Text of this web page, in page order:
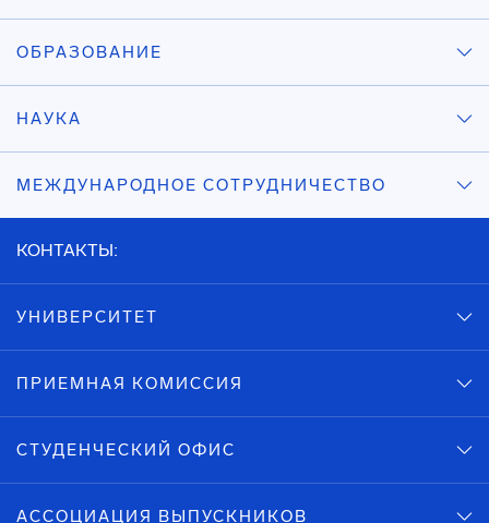
ОБРАЗОВАНИЕ
НАУКА
МЕЖДУНАРОДНОЕ СОТРУДНИЧЕСТВО
КОНТАКТЫ:
УНИВЕРСИТЕТ
ПРИЕМНАЯ КОМИССИЯ
СТУДЕНЧЕСКИЙ ОФИС
АССОЦИАЦИЯ ВЫПУСКНИКОВ